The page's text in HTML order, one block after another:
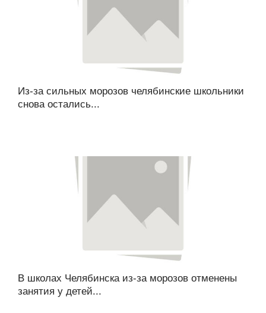
Из-за сильных морозов челябинские школьники
снова остались...
В школах Челябинска из-за морозов отменены
занятия у детей...